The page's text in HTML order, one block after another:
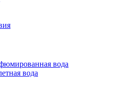
вода
вода